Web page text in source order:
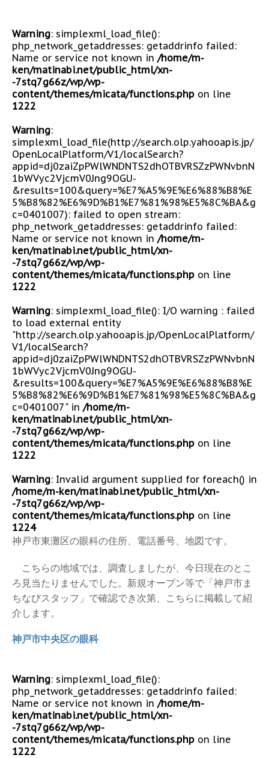
Warning: simplexml_load_file():
php_network_getaddresses: getaddrinfo failed:
Name or service not known in /home/m-
ken/matinabi.net/public_html/xn-
-7stq7g66z/wp/wp-
content/themes/micata/functions.php on line
1222
Warning:
simplexml_load_file(http://search.olp.yahooapis.jp/
OpenLocalPlatform/V1/localSearch?
appid=dj0zaiZpPWlWNDNTS2dhOTBVRSZzPWNvbnN
1bWVyc2VjcmV0Jng9OGU-
&results=100&query=%E7%A5%9E%E6%88%B8%E
5%B8%82%E6%9D%B1%E7%81%98%E5%8C%BA&g
c=0401007): failed to open stream:
php_network_getaddresses: getaddrinfo failed:
Name or service not known in /home/m-
ken/matinabi.net/public_html/xn-
-7stq7g66z/wp/wp-
content/themes/micata/functions.php on line
1222
Warning: simplexml_load_file(): I/O warning : failed
to load external entity
"http://search.olp.yahooapis.jp/OpenLocalPlatform/
V1/localSearch?
appid=dj0zaiZpPWlWNDNTS2dhOTBVRSZzPWNvbnN
1bWVyc2VjcmV0Jng9OGU-
&results=100&query=%E7%A5%9E%E6%88%B8%E
5%B8%82%E6%9D%B1%E7%81%98%E5%8C%BA&g
c=0401007" in /home/m-
ken/matinabi.net/public_html/xn-
-7stq7g66z/wp/wp-
content/themes/micata/functions.php on line
1222
Warning: Invalid argument supplied for foreach() in
/home/m-ken/matinabi.net/public_html/xn-
-7stq7g66z/wp/wp-
content/themes/micata/functions.php on line
1224
神戸市東灘区の眼科の住所、電話番号、地図です。
こちらの地域では、調査しましたが、今日現在のとこ
ろ見当たりませんでした。新規オープン等で「神戸市ま
ちなびスタッフ」で確認でき次第、こちらに掲載して紹
介します。
神戸市中央区の眼科
Warning: simplexml_load_file():
php_network_getaddresses: getaddrinfo failed:
Name or service not known in /home/m-
ken/matinabi.net/public_html/xn-
-7stq7g66z/wp/wp-
content/themes/micata/functions.php on line
1222